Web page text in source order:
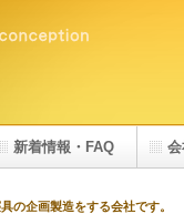
の企画製造をする会社です。
新着情報・FAQ